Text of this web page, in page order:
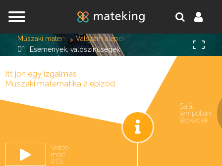
Műszaki matematika 2Valszám alapok, Kombinatorika
Események, valószínűségek
01
Itt jön egy izgalmas
Műszaki matematika 2 epizód
Videó
mód
4:05
Saját
tempóban
lépkedek